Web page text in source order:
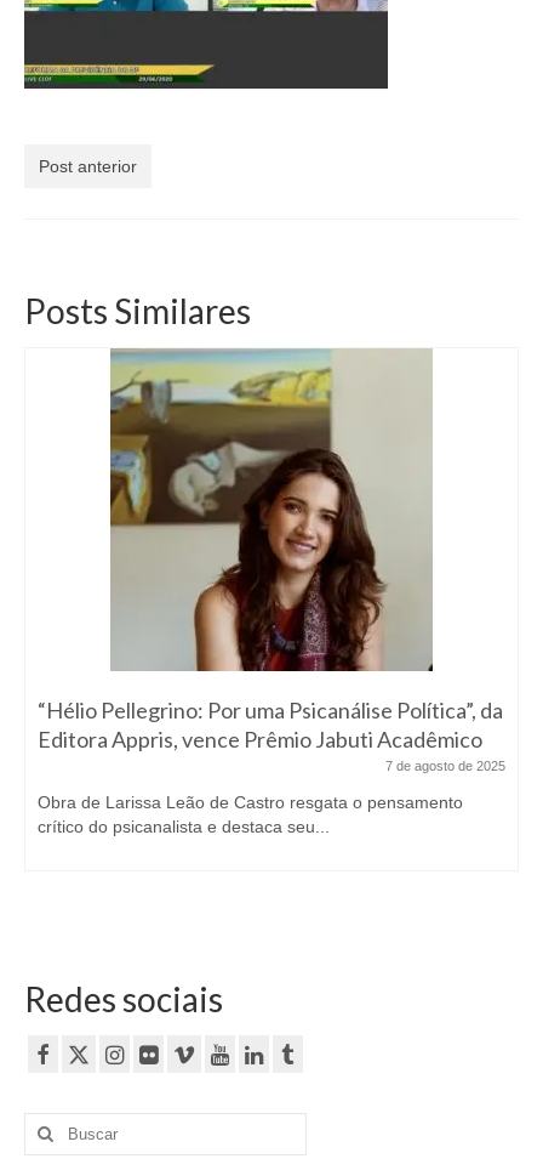
Currículo
Post anterior
Posts Similares
“Hélio Pellegrino: Por uma Psicanálise Política”, da
Editora Appris, vence Prêmio Jabuti Acadêmico
7 de agosto de 2025
Obra de Larissa Leão de Castro resgata o pensamento
crítico do psicanalista e destaca seu...
Redes sociais
Buscar
por: